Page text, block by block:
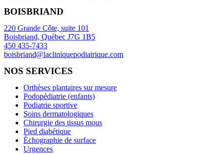
BOISBRIAND
220 Grande Côte, suite 101
Boisbriand, Québec J7G 1B5
450 435-7433
boisbriand@lacliniquepodiatrique.com
NOS SERVICES
Orthèses plantaires sur mesure
Podopédiatrie (enfants)
Podiatrie sportive
Soins dermatologiques
Chirurgie des tissus mous
Pied diabétique
Échographie de surface
Urgences